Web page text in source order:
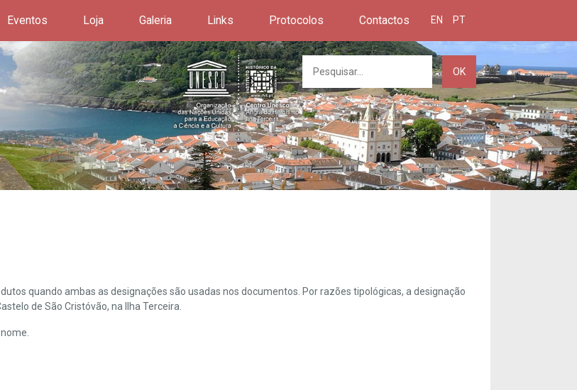
Eventos Loja Galeria Links Protocolos Contactos EN PT
OK
quando ambas as designações são usadas nos documentos. Por razões tipológicas, a designação
de São Cristóvão, na Ilha Terceira.